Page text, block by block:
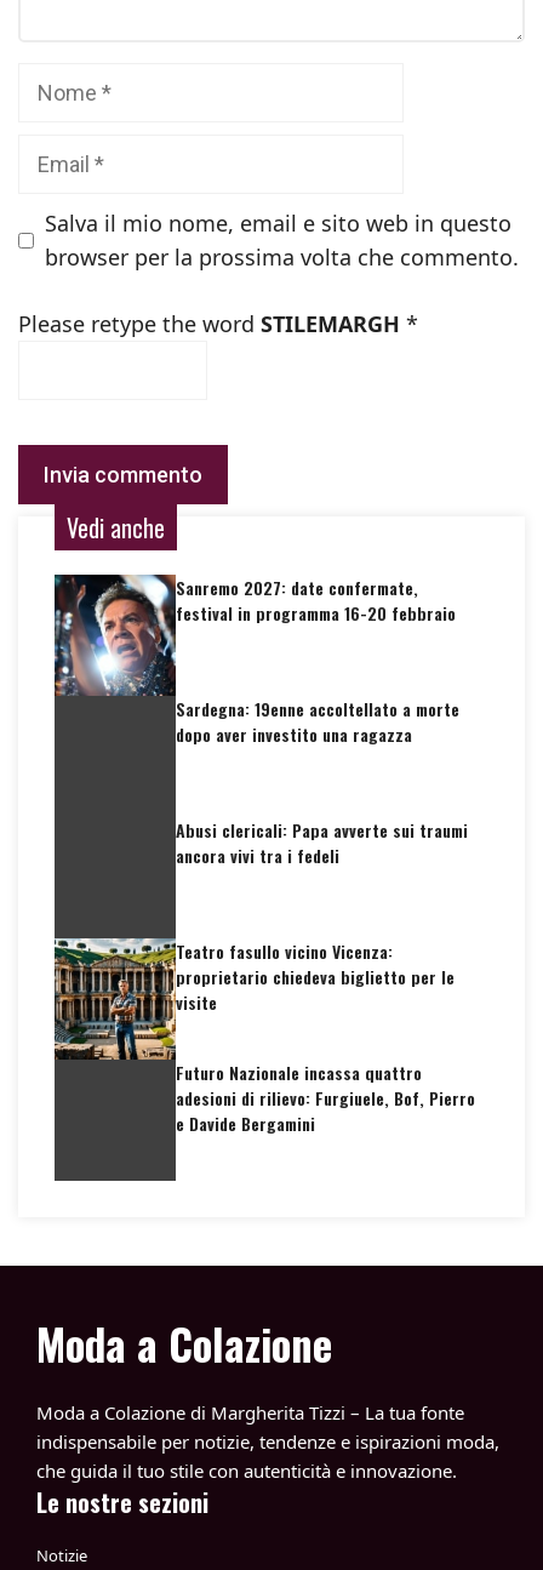
Salva il mio nome, email e sito web in questo
browser per la prossima volta che commento.
Please retype the word STILEMARGH *
Vedi anche
Sanremo 2027: date confermate,
festival in programma 16-20 febbraio
Sardegna: 19enne accoltellato a morte
dopo aver investito una ragazza
Abusi clericali: Papa avverte sui traumi
ancora vivi tra i fedeli
Teatro fasullo vicino Vicenza:
proprietario chiedeva biglietto per le
visite
Futuro Nazionale incassa quattro
adesioni di rilievo: Furgiuele, Bof, Pierro
e Davide Bergamini
Moda a Colazione
Moda a Colazione di Margherita Tizzi – La tua fonte
indispensabile per notizie, tendenze e ispirazioni moda,
che guida il tuo stile con autenticità e innovazione.
Le nostre sezioni
Notizie